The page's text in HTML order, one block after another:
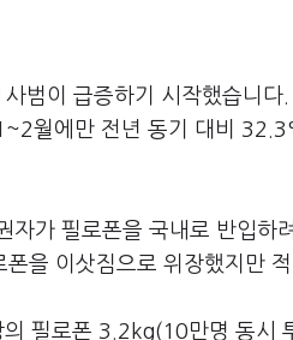
범이 급증하기 시작했습니다
월에만 전년 동기 대비
가 필로폰을 국내로 반입하
을 이삿짐으로 위장했지만 적
필로폰 3.2kg(10만명 동시